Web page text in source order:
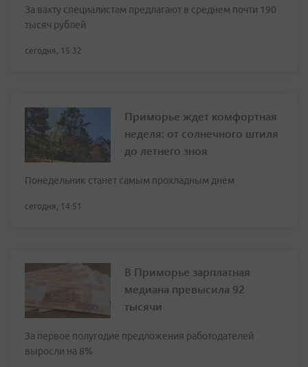
За вахту специалистам предлагают в среднем почти 190
тысяч рублей
сегодня, 15:32
Приморье ждет комфортная
неделя: от солнечного штиля
до летнего зноя
Понедельник станет самым прохладным днем
сегодня, 14:51
В Приморье зарплатная
медиана превысила 92
тысячи
За первое полугодие предложения работодателей
выросли на 8%